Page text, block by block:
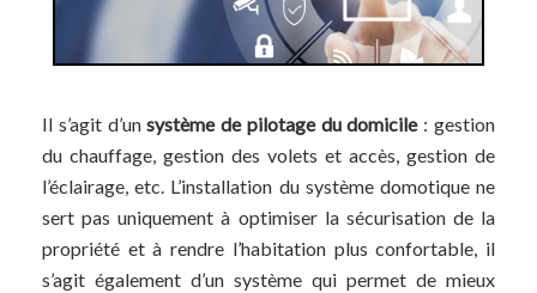
Il s’agit d’unsystème de pilotage du domicile: gestion
du chauffage, gestion des volets et accès, gestion de
l’éclairage, etc. L’installation du système domotique ne
sert pas uniquement à optimiser la sécurisation de la
propriété et à rendre l’habitation plus confortable, il
s’agit également d’un système qui permet de mieux